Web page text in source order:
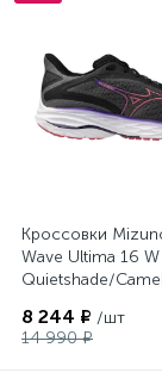
Кроссовки
Wave Ultima 16 W
Quietshade/
8 244 ₽ /шт
14 990 ₽